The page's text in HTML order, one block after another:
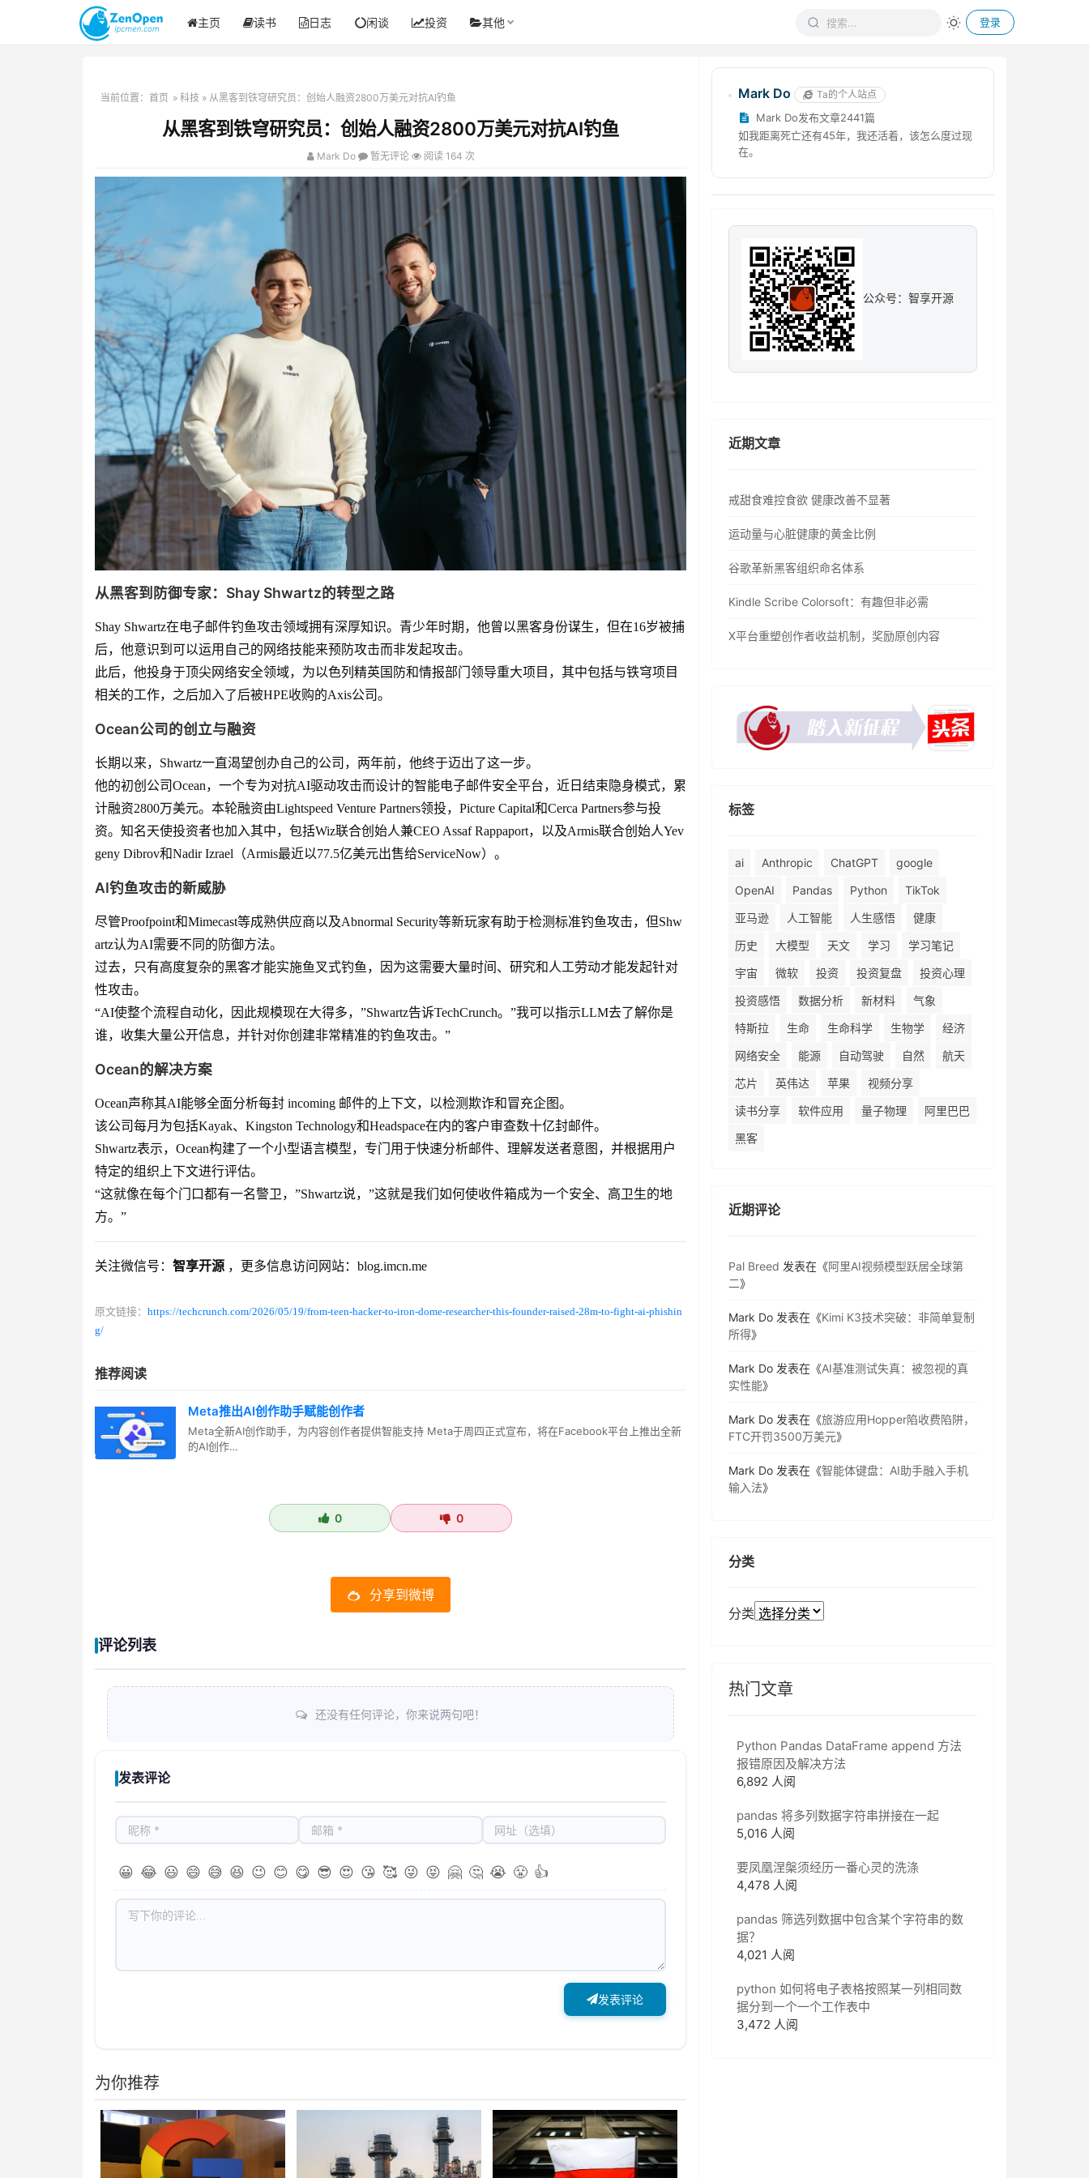
主页 读书 日志 闲谈 投资 其他 登录
当前位置： 首页 » 科技 » 从黑客到铁穹研究员：创始人融资2800万美元对抗AI钓鱼
从黑客到铁穹研究员：创始人融资2800万美元对抗AI钓鱼
Mark Do 暂无评论 阅读 164 次
从黑客到防御专家：Shay Shwartz的转型之路
Shay Shwartz在电子邮件钓鱼攻击领域拥有深厚知识。青少年时期，他曾以黑客身份谋生，但在16岁被捕
后，他意识到可以运用自己的网络技能来预防攻击而非发起攻击。
此后，他投身于顶尖网络安全领域，为以色列精英国防和情报部门领导重大项目，其中包括与铁穹项目
相关的工作，之后加入了后被HPE收购的Axis公司。
Ocean公司的创立与融资
长期以来，Shwartz一直渴望创办自己的公司，两年前，他终于迈出了这一步。
他的初创公司Ocean，一个专为对抗AI驱动攻击而设计的智能电子邮件安全平台，近日结束隐身模式，累
计融资2800万美元。本轮融资由Lightspeed Venture Partners领投，Picture Capital和Cerca Partners参与投
资。知名天使投资者也加入其中，包括Wiz联合创始人兼CEO Assaf Rappaport，以及Armis联合创始人Yev
geny Dibrov和Nadir Izrael（Armis最近以77.5亿美元出售给ServiceNow）。
AI钓鱼攻击的新威胁
尽管Proofpoint和Mimecast等成熟供应商以及Abnormal Security等新玩家有助于检测标准钓鱼攻击，但Shw
artz认为AI需要不同的防御方法。
过去，只有高度复杂的黑客才能实施鱼叉式钓鱼，因为这需要大量时间、研究和人工劳动才能发起针对
性攻击。
“AI使整个流程自动化，因此规模现在大得多，”Shwartz告诉TechCrunch。”我可以指示LLM去了解你是
谁，收集大量公开信息，并针对你创建非常精准的钓鱼攻击。”
Ocean的解决方案
Ocean声称其AI能够全面分析每封 incoming 邮件的上下文，以检测欺诈和冒充企图。
该公司每月为包括Kayak、Kingston Technology和Headspace在内的客户审查数十亿封邮件。
Shwartz表示，Ocean构建了一个小型语言模型，专门用于快速分析邮件、理解发送者意图，并根据用户
特定的组织上下文进行评估。
“这就像在每个门口都有一名警卫，”Shwartz说，”这就是我们如何使收件箱成为一个安全、高卫生的地
方。”
关注微信号： 智享开源 ，更多信息访问网站：blog.imcn.me
原文链接： https://techcrunch.com/2026/05/19/from-teen-hacker-to-iron-dome-researcher-this-founder-raised-28m-to-fight-ai-phishin
g/
推荐阅读
Meta推出AI创作助手赋能创作者
Meta全新AI创作助手，为内容创作者提供智能支持 Meta于周四正式宣布，将在Facebook平台上推出全新
的AI创作…
0 0
分享到微博
评论列表
还没有任何评论，你来说两句吧！
发表评论
😀 😂 😃 😄 😅 😆 😉 😊 😋 😎 😍 😘 🥰 😜 😝 🤗 🤔 😭 😤 👍
发表评论
为你推荐
Mark Do Ta的个人站点
Mark Do发布文章2441篇
如我距离死亡还有45年，我还活着，该怎么度过现
在。
公众号：智享开源
近期文章
戒甜食难控食欲 健康改善不显著
运动量与心脏健康的黄金比例
谷歌革新黑客组织命名体系
Kindle Scribe Colorsoft：有趣但非必需
X平台重塑创作者收益机制，奖励原创内容
标签
ai Anthropic ChatGPT
google
OpenAI
Pandas Python
TikTok
亚马逊
人工智能 人生感悟
健康
历史
大模型 天文 学习
学习笔记
宇宙
微软 投资 投资复盘
投资心理
投资感悟
数据分析 新材料
气象
特斯拉
生命 生命科学 生物学
经济
网络安全
能源 自动驾驶 自然
航天
芯片
英伟达 苹果
视频分享
读书分享
软件应用 量子物理
阿里巴巴
黑客
近期评论
Pal Breed 发表在《阿里AI视频模型跃居全球第
二》
Mark Do 发表在《Kimi K3技术突破：非简单复制
所得》
Mark Do 发表在《AI基准测试失真：被忽视的真
实性能》
Mark Do 发表在《旅游应用Hopper陷收费陷阱，
FTC开罚3500万美元》
Mark Do 发表在《智能体键盘：AI助手融入手机
输入法》
分类
分类
热门文章
Python Pandas DataFrame append 方法
报错原因及解决方法
6,892 人阅
pandas 将多列数据字符串拼接在一起
5,016 人阅
要凤凰涅槃须经历一番心灵的洗涤
4,478 人阅
pandas 筛选列数据中包含某个字符串的数
据？
4,021 人阅
python 如何将电子表格按照某一列相同数
据分到一个一个工作表中
3,472 人阅